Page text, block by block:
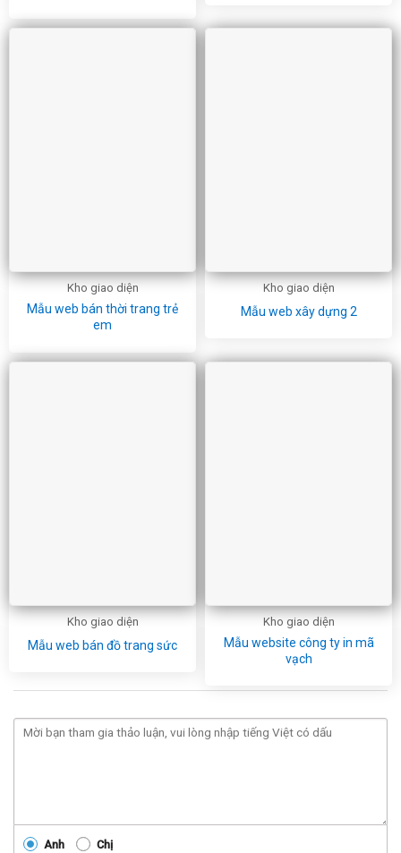
Kho giao diện
Mẫu web bán thời trang trẻ
em
Kho giao diện
Mẫu web xây dựng 2
Kho giao diện
Mẫu web bán đồ trang sức
Kho giao diện
Mẫu website công ty in mã
vạch
Anh Chị